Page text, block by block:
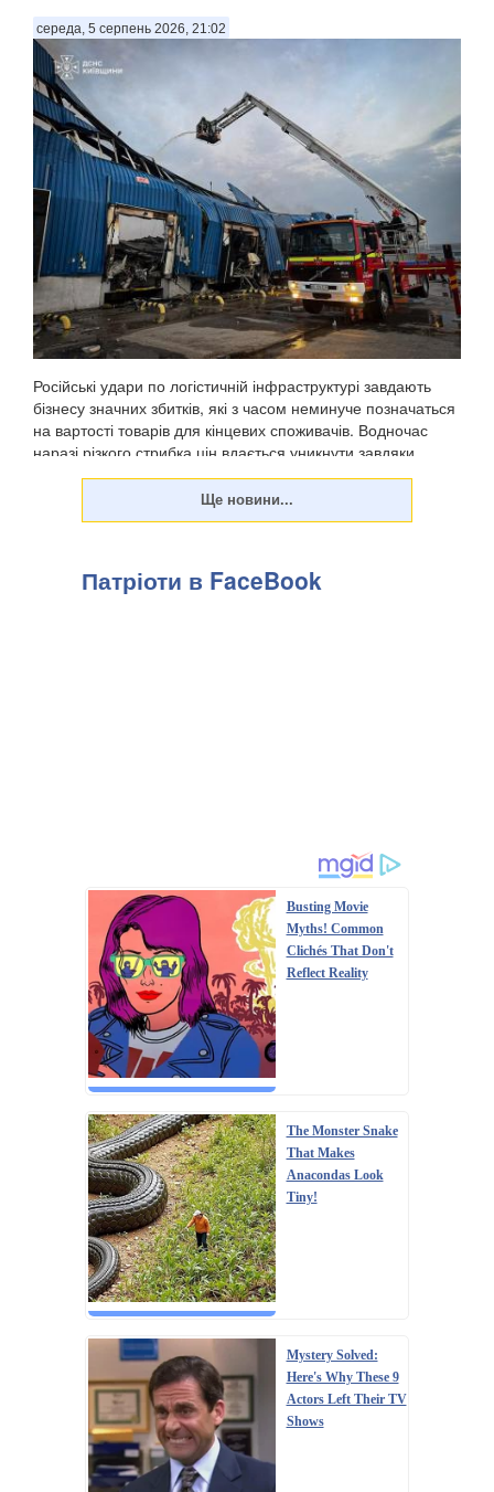
середа, 5 серпень 2026, 21:02
Російські удари по логістичній інфраструктурі завдають
бізнесу значних збитків, які з часом неминуче позначаться
на вартості товарів для кінцевих споживачів. Водночас
наразі різкого стрибка цін вдається уникнути завдяки
високій конкуренції між продавця...
Патріоти в FaceBook
Busting Movie
Myths! Common
Clichés That Don't
Reflect Reality
The Monster Snake
That Makes
Anacondas Look
Tiny!
Mystery Solved:
Here's Why These 9
Actors Left Their TV
Shows